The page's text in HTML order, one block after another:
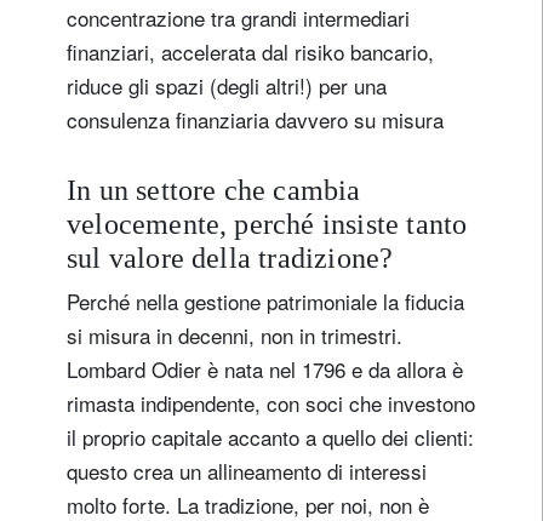
concentrazione tra grandi intermediari
finanziari, accelerata dal risiko bancario,
riduce gli spazi (degli altri!) per una
consulenza finanziaria davvero su misura
In un settore che cambia
velocemente, perché insiste tanto
sul valore della tradizione?
Perché nella gestione patrimoniale la fiducia
si misura in decenni, non in trimestri.
Lombard Odier è nata nel 1796 e da allora è
rimasta indipendente, con soci che investono
il proprio capitale accanto a quello dei clienti:
questo crea un allineamento di interessi
molto forte. La tradizione, per noi, non è